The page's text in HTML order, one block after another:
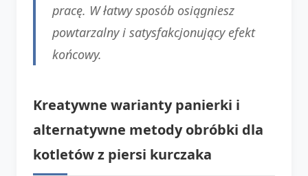
pracę. W łatwy sposób osiągniesz
powtarzalny i satysfakcjonujący efekt
końcowy.
Kreatywne warianty panierki i
alternatywne metody obróbki dla
kotletów z piersi kurczaka